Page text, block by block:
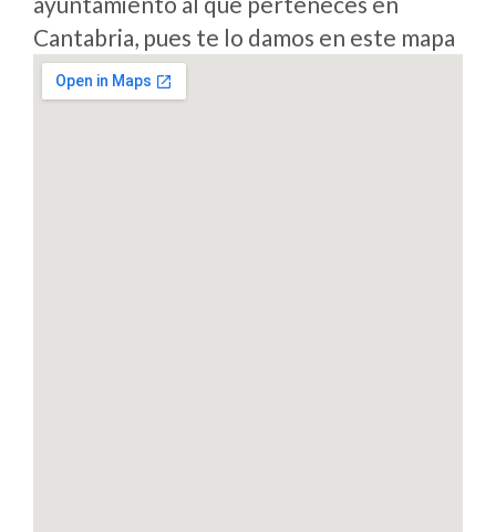
Cantabria, pues te lo damos en este mapa